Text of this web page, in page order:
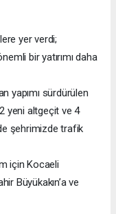
yer verdi;
bir yatırımı daha
yapımı sürdürülen
yeni altgeçit ve 4
şehrimizde trafik
için Kocaeli
Büyükakın’a ve